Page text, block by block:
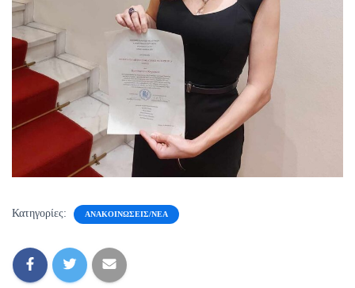
Κατηγορίες: ΑΝΑΚΟΙΝΏΣΕΙΣ/ΝΈΑ